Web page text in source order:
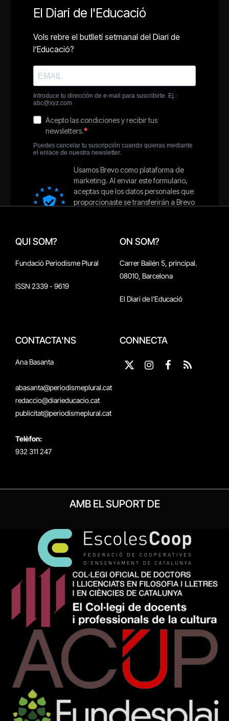
QUI SOM?
Fundació Periodisme Plural
ISSN 2339 - 9619
ON SOM?
Carrer Bailén 5, principal.
08010, Barcelona
El Diari de l'Educació
CONTACTA'NS
Ana Basanta
abasanta@periodismeplural.cat
redaccio@diarieducacio.cat
publicitat@periodismeplural.cat
Telèfon:
932 311 247
CONNECTA
X
Instagram
Facebook
RSS
AMB EL SUPORT DE